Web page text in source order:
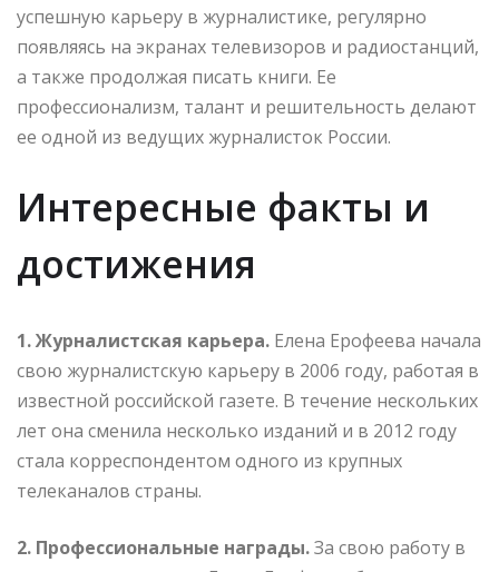
успешную карьеру в журналистике, регулярно
появляясь на экранах телевизоров и радиостанций,
а также продолжая писать книги. Ее
профессионализм, талант и решительность делают
ее одной из ведущих журналисток России.
Интересные факты и
достижения
1. Журналистская карьера. Елена Ерофеева начала
свою журналистскую карьеру в 2006 году, работая в
известной российской газете. В течение нескольких
лет она сменила несколько изданий и в 2012 году
стала корреспондентом одного из крупных
телеканалов страны.
2. Профессиональные награды.За свою работу в